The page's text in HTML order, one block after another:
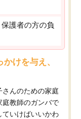
護者の方の負
けを与え、
んのための家庭
庭教師のガンバで
いけばいいかわ